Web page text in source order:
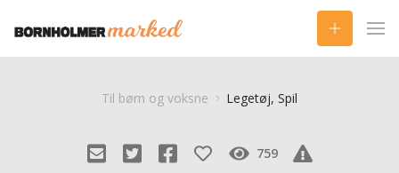
Til børn og voksne Legetøj, Spil
759